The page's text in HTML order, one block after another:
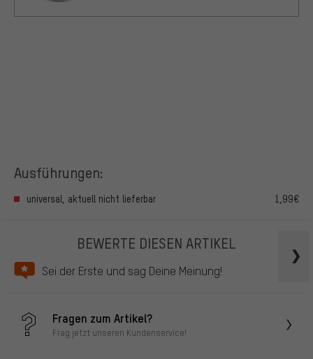
Ausführungen:
universal, aktuell nicht lieferbar 1,99€
BEWERTE DIESEN ARTIKEL
Sei der Erste und sag Deine Meinung!
Fragen zum Artikel?
Frag jetzt unseren Kundenservice!